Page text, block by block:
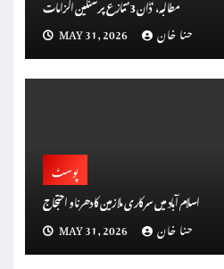
MAY 31, 2026
حنا خان
پوسٹ
اسلام آباد میں سرکاری ملازمین کا دھرنا و احتجاج
MAY 31, 2026
حنا خان